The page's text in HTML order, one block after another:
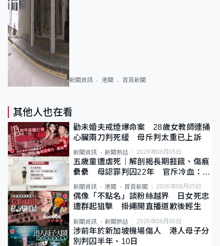
新聞資訊 港聞 首頁新聞
其他人也在看
勸未婚夫戒煙爆命案 28歲女教師連捅
心臟兩刀判死緩 母斥判太重已上訴
新聞資訊 新聞熱話 2026年08月05日
五歲童遭虐死｜解剖揭長期捱餓、傷痕
纍纍 母認罪判囚22年 官斥冷血：同
類案最惡劣
新聞資訊 港聞 首頁新聞 2026年08月05日
偶像「不點名」談粉絲越界 日女死忠
遭群起狙擊 掛繩開直播道歉後輕生
新聞資訊 新聞熱話 2026年08月06日
涉前年於新加坡機場傷人 港人母子分
別判囚半年、10日